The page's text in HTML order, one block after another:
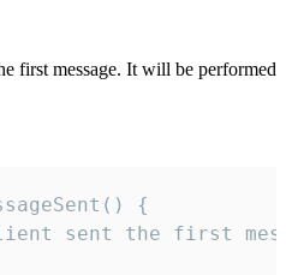
first message. It will be performed
{
sent the first